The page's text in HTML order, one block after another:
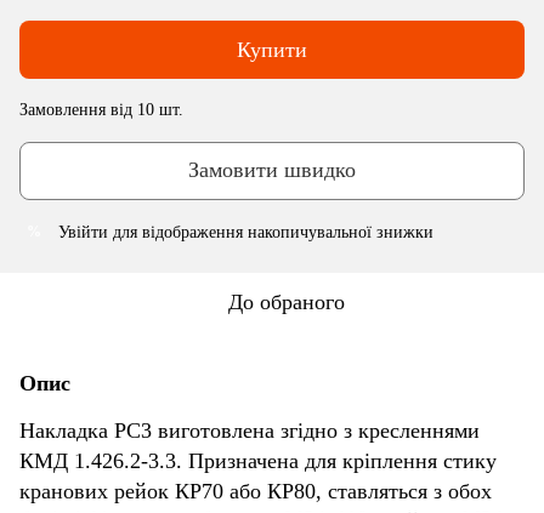
Купити
Замовлення від 10 шт.
Замовити швидко
Увійти для відображення накопичувальної знижки
До обраного
Опис
Накладка РС3 виготовлена ​​згідно з кресленнями
КМД 1.426.2-3.3. Призначена для кріплення стику
кранових рейок КР70 або КР80, ставляться з обох